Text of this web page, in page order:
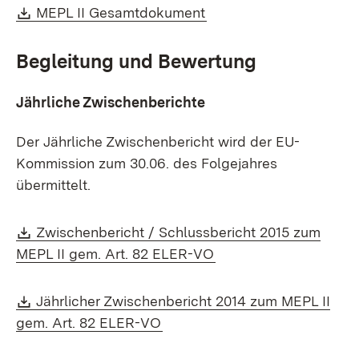
Download:
MEPL II Gesamtdokument
Begleitung und Bewertung
Jährliche Zwischenberichte
Der Jährliche Zwischenbericht wird der EU-
Kommission zum 30.06. des Folgejahres
übermittelt.​
Download:
Zwischenbericht / Schlussbericht 2015 zum
MEPL II gem. Art. 82 ELER-VO
Download:
Jährlicher Zwischenbericht 2014 zum MEPL II
gem. Art. 82 ELER-VO